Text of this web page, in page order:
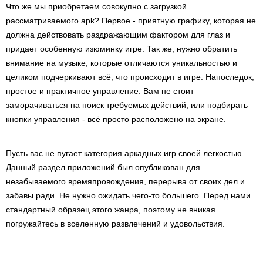
Что же мы приобретаем совокупно с загрузкой
рассматриваемого apk? Первое - приятную графику, которая не
должна действовать раздражающим фактором для глаз и
придает особенную изюминку игре. Так же, нужно обратить
внимание на музыке, которые отличаются уникальностью и
целиком подчеркивают всё, что происходит в игре. Напоследок,
простое и практичное управление. Вам не стоит
заморачиваться на поиск требуемых действий, или подбирать
кнопки управления - всё просто расположено на экране.
Пусть вас не пугает категория аркадных игр своей легкостью.
Данный раздел приложений был опубликован для
незабываемого времяпровождения, перерыва от своих дел и
забавы ради. Не нужно ожидать чего-то большего. Перед нами
стандартный образец этого жанра, поэтому не вникая
погружайтесь в вселенную развлечений и удовольствия.